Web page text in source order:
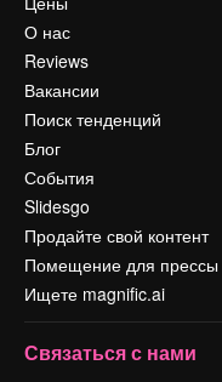
О нас
Reviews
Вакансии
Поиск тенденций
Блог
События
Slidesgo
Продайте свой контент
Помещение для прессы
Ищете magnific.ai
Связаться с нами